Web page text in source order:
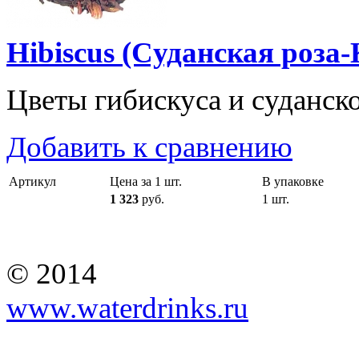
Hibiscus (Cуданская
Цветы гибискуса и
Добавить к сравнению
Артикул Цена за 1 шт.
В упаковке
1 323 руб. 1 шт.
© 2014
www.waterdrinks.ru